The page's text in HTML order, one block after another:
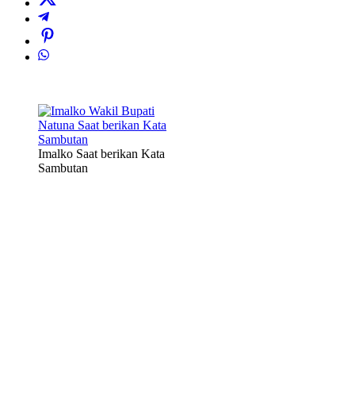
Imalko Saat berikan Kata
Sambutan